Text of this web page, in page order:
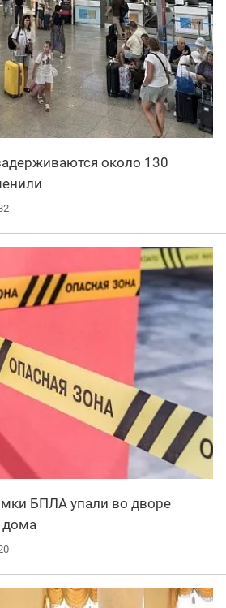
около 130
БПЛА упали во дворе
дома